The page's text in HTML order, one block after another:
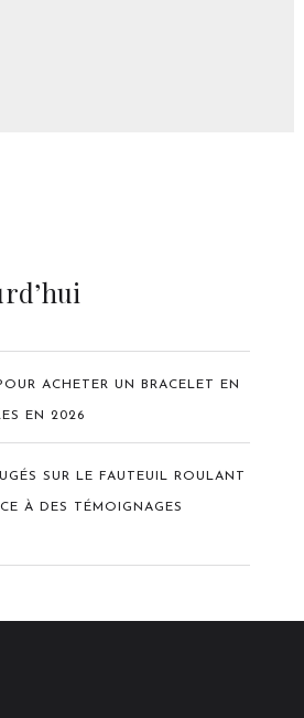
ACHETER UN BRACELET EN
EN 2026
SUR LE FAUTEUIL ROULANT
À DES TÉMOIGNAGES